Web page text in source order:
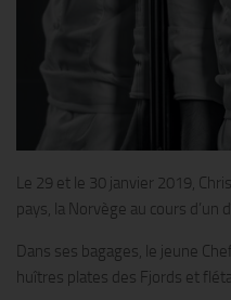
Le 29 et le 30 janvier 2019,
pays, la Norvège au cours d’un
Dans ses bagages, le jeune
huîtres plates des Fjords et